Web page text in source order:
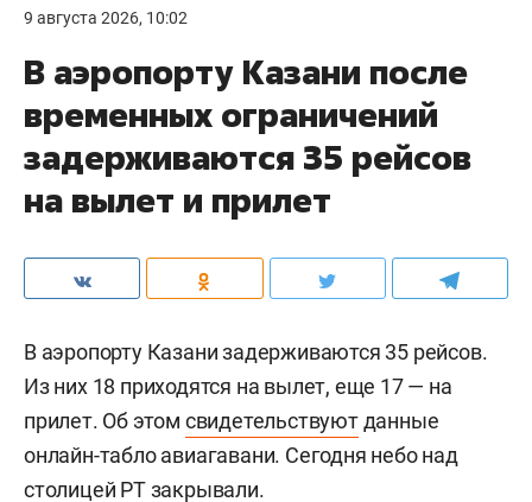
9 августа 2026, 10:02
В аэропорту Казани после
временных ограничений
задерживаются 35 рейсов
на вылет и прилет
В аэропорту Казани задерживаются 35 рейсов.
Из них 18 приходятся на вылет, еще 17 — на
прилет. Об этом свидетельствуютданные
онлайн-табло авиагавани. Сегодня небо над
столицей РТ закрывали.